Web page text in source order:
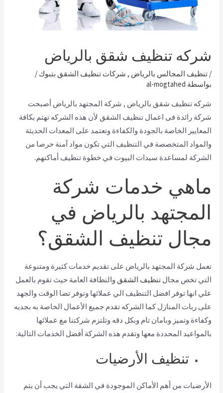
شركه تنظيف شقق بالرياض
/تنظيف المجالس بالرياض , شركات تنظيف الشقق بتبوك /
بواسطة al-mogtahed
شركه تنظيف شقق بالرياض , شركة المجتهد بالرياض أصبحت
شركة رائدة فى اعمال تنظيف الشقق لأن هذه الشركه تهتم بكافة
المعايير الخاصة بالجودة والكفاءة وتعتمد على المعدات الحديثة
والمواد المتخصصة في التنظيف التي تكون مواد آمنة حرصا من
الشركة لمساعدة سيدات البيوت في خطوة تنظيف أماكنهم.
ماهي خدمات شركة
المجتهد بالرياض في
مجال تنظيف الشقق؟
تعمل شركة المجتهد بالرياض على تقديم خدمات كثيرة ومتنوعة
التي تخص مجالتنظيف الشقق والنظافة العامة حيث تقوم بالعمل
علي انها توفر افضل التنظيف الي عملائها وتوفر تضا الوقت والجهد
على ربات المنازل كما الشركه تقدم جميع الأعمال الخاصة به بجديه
وكفاءة وتميز وبامان تام وبكل دقه وتلتزم شركتنا مع عملائها
بالمواعيد المحددة معها وتقدم هذه الشركة أفضل الخدمات التالية:
تنظيف الأرضيات
الأرضيات من أهم الأماكن الموجودة في الشقة التي يجب أن يتم